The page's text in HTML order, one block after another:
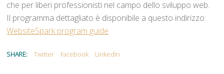
che per liberi professionisti nel campo dello sviluppo web.
Il programma dettagliato è disponibile a questo indirizzo:
WebsiteSpark program guide
SHARE: Twitter Facebook LinkedIn